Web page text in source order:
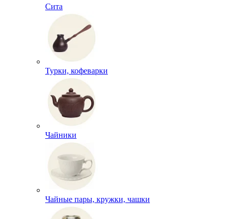
Сита
Турки, кофеварки
Чайники
Чайные пары, кружки, чашки